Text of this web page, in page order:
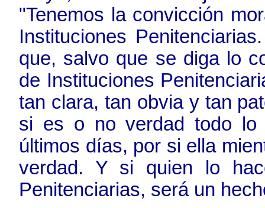
"Tenemos la convicción
Instituciones
que, salvo que se diga lo
de Instituciones
tan clara, tan obvia y tan
si es o no verdad todo lo
últimos días, por si ella
verdad. Y si quien lo
Penitenciarias, será un